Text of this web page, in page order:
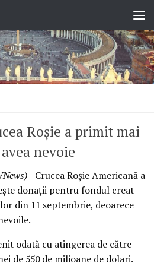
Roşie a primit mai
nevoie
- Crucea Roşie Americană a
donaţii pentru fondul creat
din 11 septembrie, deoarece
odată cu atingerea de către
de 550 de milioane de dolari.